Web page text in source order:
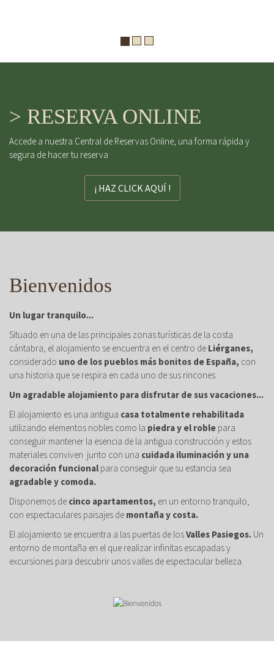
> RESERVA ONLINE
Accede a nuestra Central de Reservas Online, una forma rápida y
segura de hacer tu reserva
¡ HAZ CLICK AQUÍ !
Bienvenidos
Un lugar tranquilo...
Situado en una de las principales zonas turísticas de la costa
cántabra, el alojamiento se encuentra en el centro de Liérganes,
considerado uno de los pueblos más bonitos de España, con
una historia que se respira en cada uno de sus rincones.
Un agradable alojamiento para disfrutar de sus vacaciones...
El alojamiento es una antigua casa totalmente rehabilitada
utilizando elementos nobles como la piedra y el roble para
conseguir mantener la esencia de la antigua construcción y estos
materiales conviven junto con una cuidada iluminación y una
decoración funcional para conseguir que su estancia sea
agradable y comoda.
Disponemos de cinco apartamentos, en un entorno tranquilo,
con espectaculares paisajes de montaña y costa.
El alojamiento se encuentra a las puertas de losValles Pasiegos. Un
entorno de montaña en el que realizar infinitas escapadas y
excursiones para descubrir unos valles de espectacular belleza.